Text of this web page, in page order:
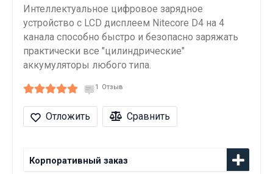
Интеллектуальное цифровое зарядное
устройство с LCD дисплеем Nitecore D4 на 4
канала способно быстро и безопасно заряжать
практически все "цилиндрические"
аккумуляторы любого типа.
1 Отзыв
Отложить Сравнить
Корпоративный заказ